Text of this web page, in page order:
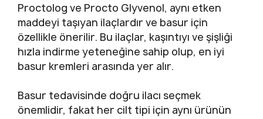
Proctolog ve Procto Glyvenol, aynı etken
maddeyi taşıyan ilaçlardır ve basur için
özellikle önerilir. Bu ilaçlar, kaşıntıyı ve şişliği
hızla indirme yeteneğine sahip olup, en iyi
basur kremleri arasında yer alır.
Basur tedavisinde doğru ilacı seçmek
önemlidir, fakat her cilt tipi için aynı ürünün